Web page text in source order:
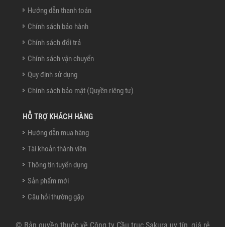
Hướng dẫn thanh toán
Chính sách bảo hành
Chính sách đổi trả
Chính sách vận chuyển
Quy định sử dụng
Chính sách bảo mật (Quyền riêng tư)
HỖ TRỢ KHÁCH HÀNG
Hướng dẫn mua hàng
Tài khoản thành viên
Thông tin tuyển dụng
Sản phẩm mới
Câu hỏi thường gặp